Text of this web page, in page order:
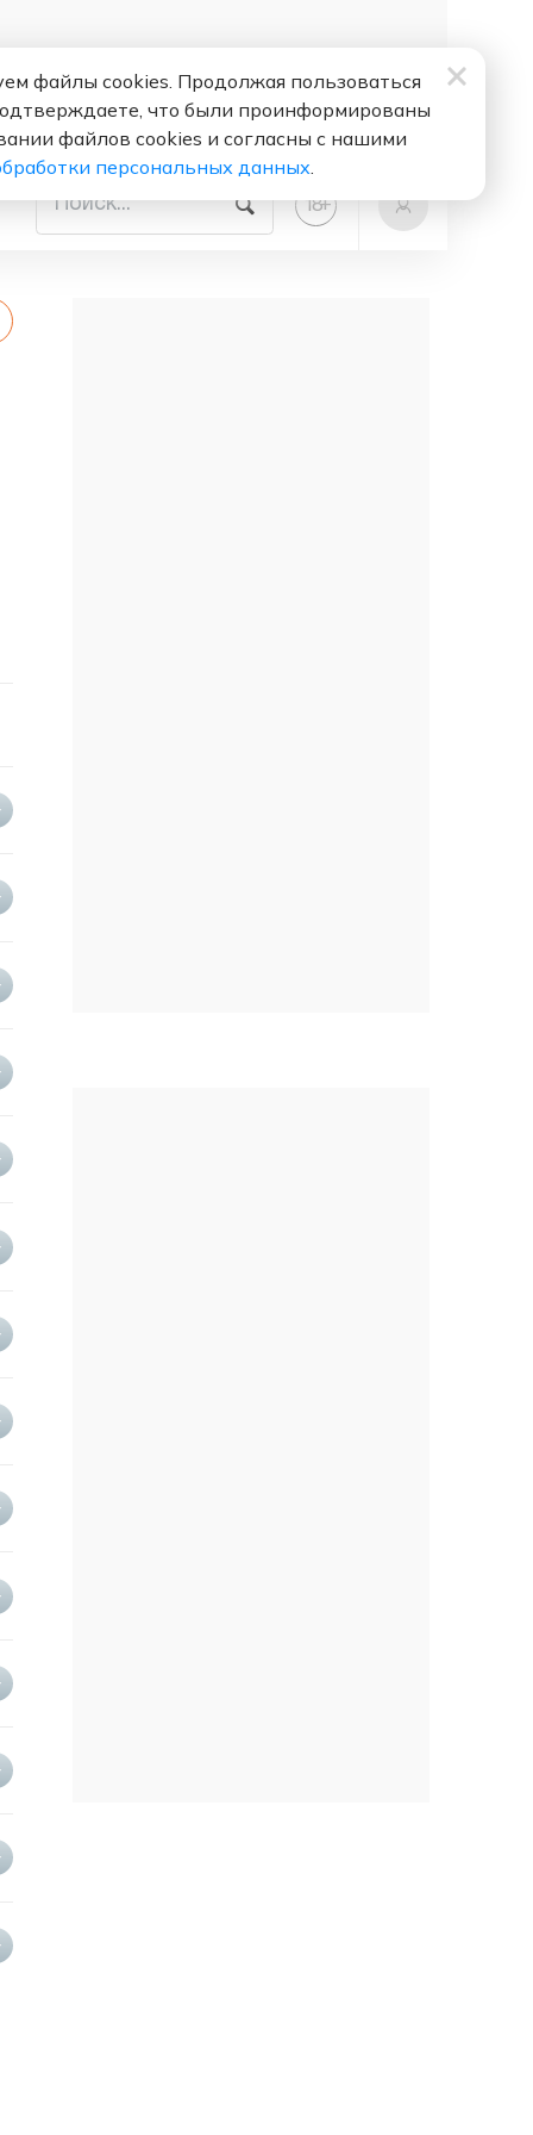
18+
файлы cookies. Продолжая пользоваться
что были проинформированы
файлов cookies и согласны с нашими
персональных данных.